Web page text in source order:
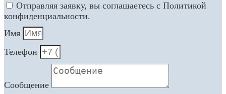
Отправляя заявку, вы соглашаетесь с Политикой
конфиденциальности.
Имя
Телефон
Сообщение